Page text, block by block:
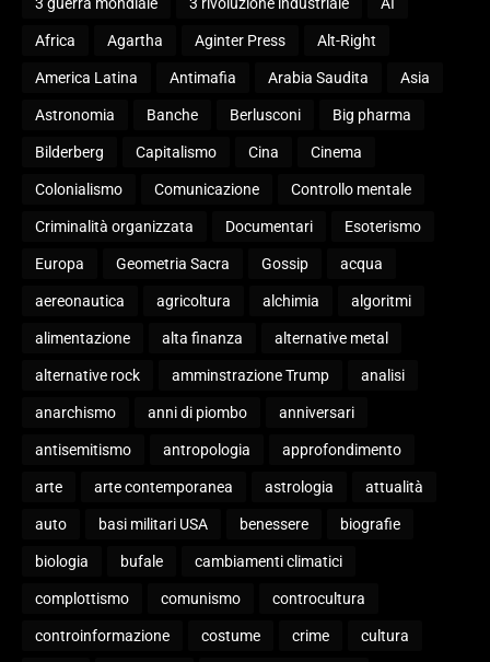
Africa Agartha Aginter Press Alt-Right
America Latina Antimafia Arabia Saudita Asia
Astronomia Banche Berlusconi Big pharma
Bilderberg Capitalismo Cina Cinema
Colonialismo Comunicazione Controllo mentale
Criminalità organizzata Documentari Esoterismo
Europa Geometria Sacra Gossip acqua
aereonautica agricoltura alchimia algoritmi
alimentazione alta finanza alternative metal
alternative rock amminstrazione Trump analisi
anarchismo anni di piombo anniversari
antisemitismo antropologia approfondimento
arte arte contemporanea astrologia attualità
auto basi militari USA benessere biografie
biologia bufale cambiamenti climatici
complottismo comunismo controcultura
controinformazione costume crime cultura